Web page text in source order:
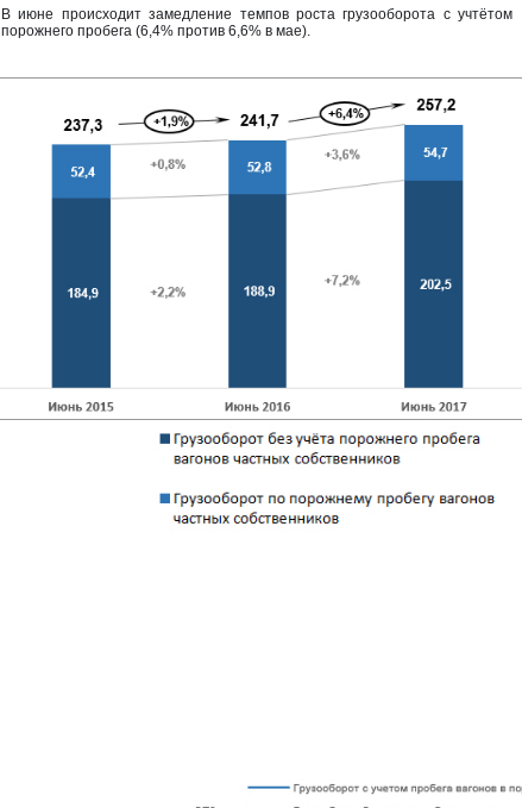
В июне происходит замедление темпов роста грузооборота с учтётом
порожнего пробега (6,4% против 6,6% в мае).